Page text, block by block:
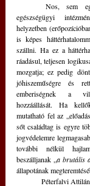
	Nos, sem egy országvezető, sem egy
egészségügyi
helyzetben
is képes
szállni. Ha ez a
ráadásul, teljesen
mozgatja; ez pedig
jóhiszeműségre és
emberiségnek a
hozzáállását. Ha
mutatható fel az
sőt családtag is egyre
jogvédelemre
további nélkül
beszálljanak „
állapotának